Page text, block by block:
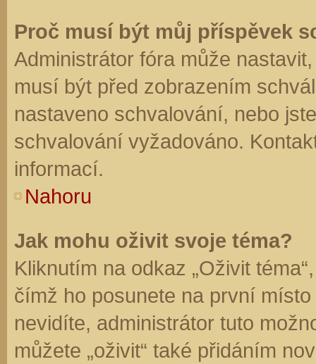
Proč musí být můj příspěvek
Administrátor fóra může
musí být před zobrazením
nastaveno schvalování, nebo
schvalování vyžadováno.
informací.
Nahoru
Jak mohu oživit svoje téma?
Kliknutím na odkaz „Oživit
čímž ho posunete na první
nevidíte, administrátor tuto
můžete „oživit“ také přidáním